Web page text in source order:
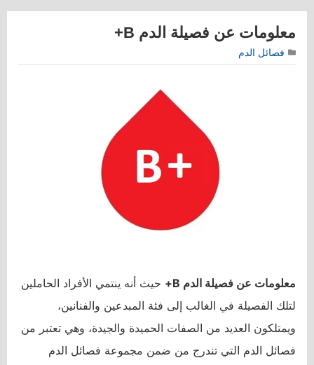
معلومات عن فصيلة الدم B+
فصائل الدم
معلومات عن فصيلة الدم B+
حيث أنه ينتمي الأفراد الحاملين
لتلك الفصيلة في الغالب إلى فئة المبدعين والفنانين،
ويمتلكون العديد من الصفات الحميدة والجيدة، وهي تعتبر من
فصائل الدم التي تندرج من ضمن مجموعة فصائل الدم